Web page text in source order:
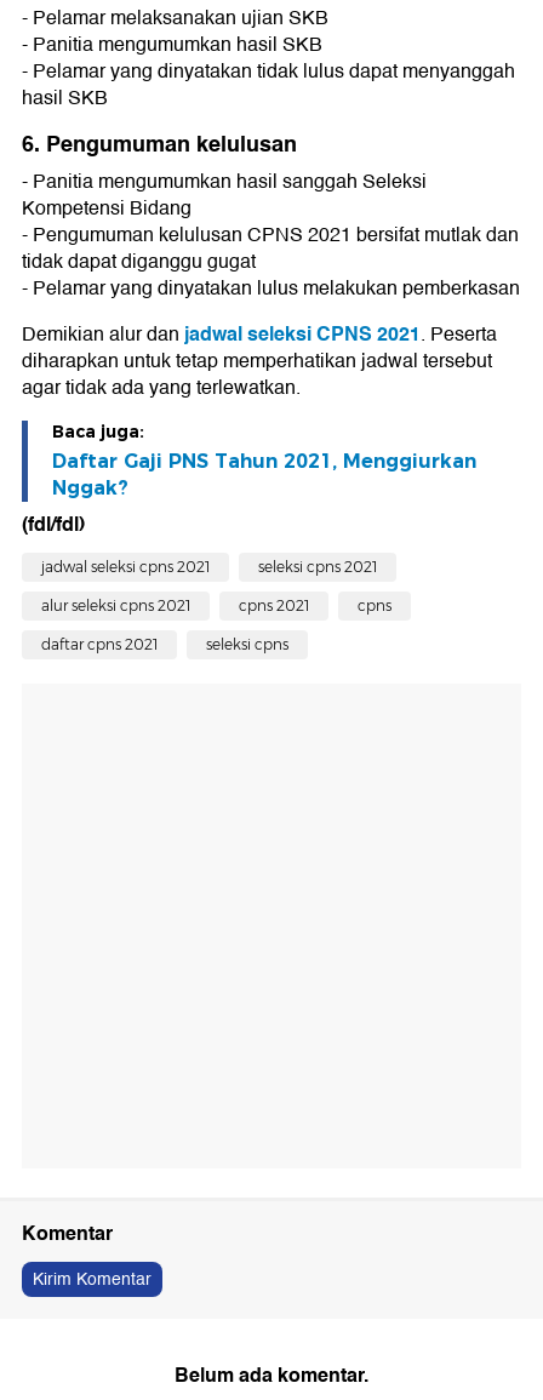
- Pelamar melaksanakan ujian SKB
- Panitia mengumumkan hasil SKB
- Pelamar yang dinyatakan tidak lulus dapat menyanggah
hasil SKB
6. Pengumuman kelulusan
- Panitia mengumumkan hasil sanggah Seleksi
Kompetensi Bidang
- Pengumuman kelulusan CPNS 2021 bersifat mutlak dan
tidak dapat diganggu gugat
- Pelamar yang dinyatakan lulus melakukan pemberkasan
Demikian alur danjadwal seleksi CPNS 2021. Peserta
diharapkan untuk tetap memperhatikan jadwal tersebut
agar tidak ada yang terlewatkan.
Baca juga:
Daftar Gaji PNS Tahun 2021, Menggiurkan
Nggak?
(fdl/fdl)
jadwal seleksi cpns 2021 seleksi cpns 2021
alur seleksi cpns 2021 cpns 2021 cpns
daftar cpns 2021 seleksi cpns
Komentar
Kirim Komentar
Belum ada komentar.